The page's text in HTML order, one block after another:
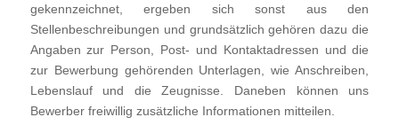
gekennzeichnet, ergeben sich sonst aus den
Stellenbeschreibungen und grundsätzlich gehören dazu die
Angaben zur Person, Post- und Kontaktadressen und die
zur Bewerbung gehörenden Unterlagen, wie Anschreiben,
Lebenslauf und die Zeugnisse. Daneben können uns
Bewerber freiwillig zusätzliche Informationen mitteilen.